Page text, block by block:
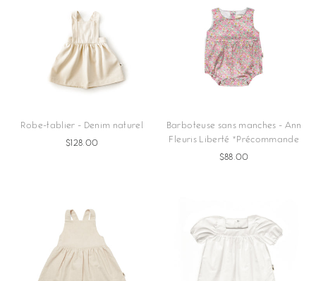
Robe-tablier - Denim naturel
$128.00
Barboteuse sans manches - Ann
Fleuris Liberté *Précommande
$88.00